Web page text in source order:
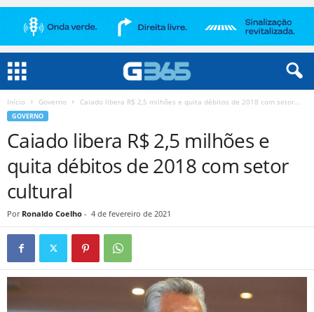
Início Governo Caiado libera R$ 2,5 milhões e quita débitos de 2018 com setor...
GOVERNO
Caiado libera R$ 2,5 milhões e
quita débitos de 2018 com setor
cultural
Por Ronaldo Coelho - 4 de fevereiro de 2021